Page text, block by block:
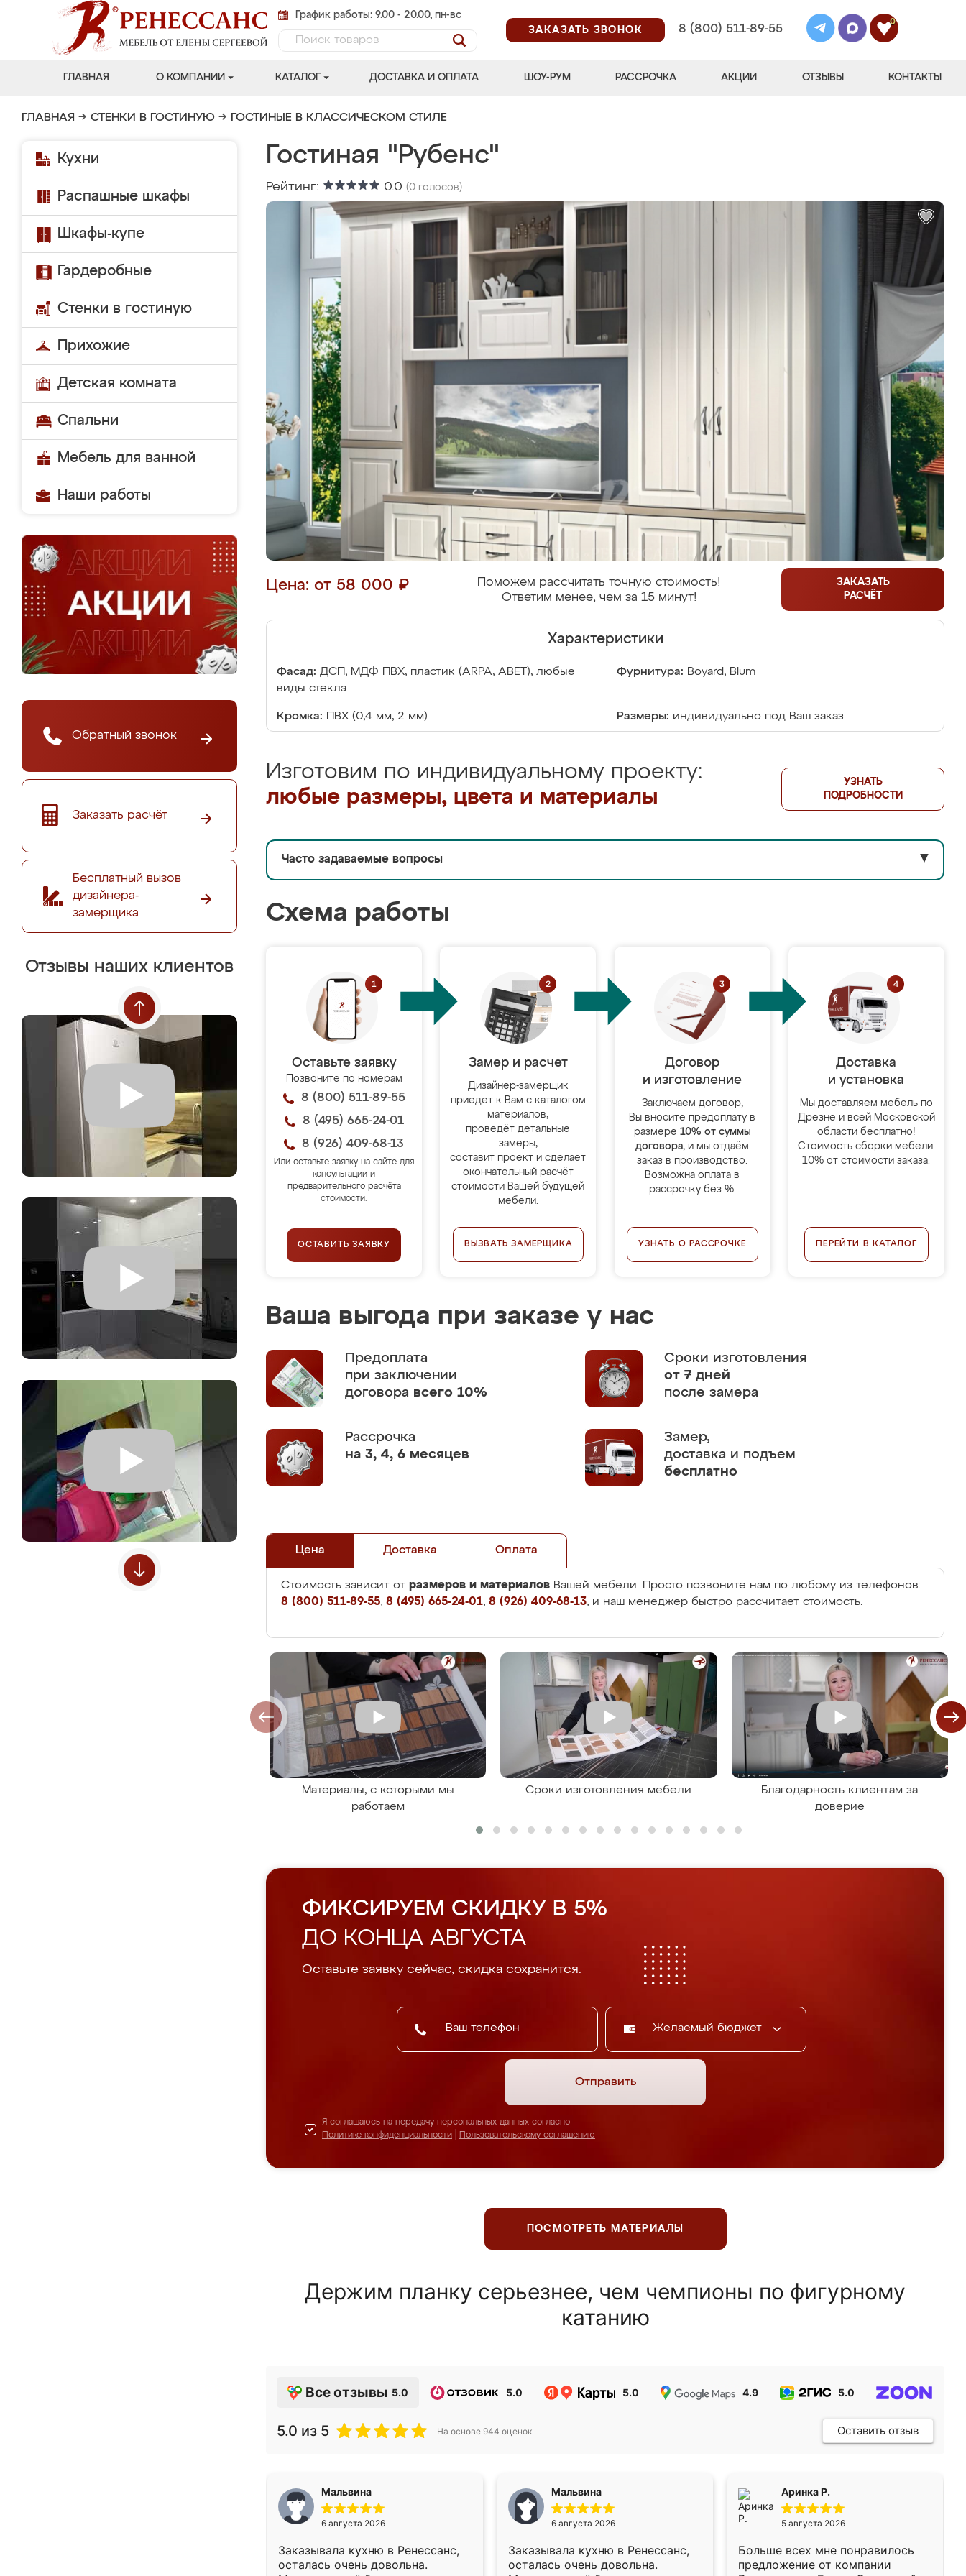
График работы: 9.00 - 20.00, пн-вс
ЗАКАЗАТЬ ЗВОНОК
8 (800) 511-89-55
0
ГЛАВНАЯ О КОМПАНИИ КАТАЛОГ ДОСТАВКА И ОПЛАТА ШОУ-РУМ РАССРОЧКА АКЦИИ ОТЗЫВЫ КОНТАКТЫ
ГЛАВНАЯ → СТЕНКИ В ГОСТИНУЮ → ГОСТИНЫЕ В КЛАССИЧЕСКОМ СТИЛЕ
Кухни
Распашные шкафы
Шкафы-купе
Гардеробные
Стенки в гостиную
Прихожие
Детская комната
Спальни
Мебель для ванной
Наши работы
Обратный звонок
Заказать расчёт
Бесплатный вызов
дизайнера-
замерщика
Отзывы наших клиентов
Гостиная "Рубенс"
Рейтинг: 0.0 (0 голосов)
Цена: от 58 000 ₽
Поможем рассчитать точную стоимость!
Ответим менее, чем за 15 минут!
ЗАКАЗАТЬ
РАСЧЁТ
Характеристики
Фасад: ДСП, МДФ ПВХ, пластик (ARPA, ABET), любые
виды стекла
Фурнитура: Boyard, Blum
Кромка: ПВХ (0,4 мм, 2 мм) Размеры: индивидуально под Ваш заказ
Изготовим по индивидуальному проекту:
любые размеры, цвета и материалы
УЗНАТЬ
ПОДРОБНОСТИ
Часто задаваемые вопросы ▼
Схема работы
Оставьте заявку
Позвоните по номерам
8 (800) 511-89-55
8 (495) 665-24-01
8 (926) 409-68-13
Или оставьте заявку на сайте для
консультации и
предварительного расчёта
стоимости.
ОСТАВИТЬ ЗАЯВКУ
Замер и расчет
Дизайнер-замерщик
приедет к Вам с каталогом
материалов,
проведёт детальные
замеры,
составит проект и сделает
окончательный расчёт
стоимости Вашей будущей
мебели.
ВЫЗВАТЬ ЗАМЕРЩИКА
Договор
и изготовление
Заключаем договор,
Вы вносите предоплату в
размере 10% от суммы
договора, и мы отдаём
заказ в производство.
Возможна оплата в
рассрочку без %.
УЗНАТЬ О РАССРОЧКЕ
Доставка
и установка
Мы доставляем мебель по
Дрезне и всей Московской
области бесплатно!
Стоимость сборки мебели:
10% от стоимости заказа.
ПЕРЕЙТИ В КАТАЛОГ
Ваша выгода при заказе у нас
Предоплата
при заключении
договора всего 10%
Сроки изготовления
от 7 дней
после замера
Рассрочка
на 3, 4, 6 месяцев
Замер,
доставка и подъем
бесплатно
Цена Доставка Оплата
Стоимость зависит от размеров и материалов Вашей мебели. Просто позвоните нам по любому из телефонов:
8 (800) 511-89-55, 8 (495) 665-24-01, 8 (926) 409-68-13, и наш менеджер быстро рассчитает стоимость.
Материалы, с которыми мы
работаем
Сроки изготовления мебели
Благодарность клиентам за
доверие
ФИКСИРУЕМ СКИДКУ В 5%
ДО КОНЦА АВГУСТА
Оставьте заявку сейчас, скидка сохранится.
Желаемый бюджет
Отправить
Я соглашаюсь на передачу персональных данных согласно
Политике конфиденциальности
Пользовательскому соглашению
ПОСМОТРЕТЬ МАТЕРИАЛЫ
Держим планку серьезнее, чем чемпионы по фигурному
катанию
Все отзывы 5.0 5.0 5.0 4.9 5.0
5.0 из 5 На основе 944 оценок Оставить отзыв
Мальвина
6 августа 2026
Заказывала кухню в Ренессанс,
осталась очень довольна.
Мальвина
6 августа 2026
Заказывала кухню в Ренессанс,
осталась очень довольна.
Аринка Р.
5 августа 2026
Больше всех мне понравилось
предложение от компании